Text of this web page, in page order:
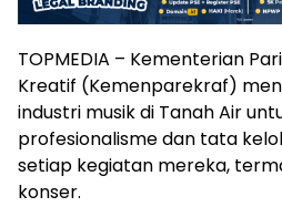
TOPMEDIA – Kementerian
Kreatif (Kemenparekraf)
industri musik di Tanah Air
profesionalisme dan tata
setiap kegiatan mereka,
konser.